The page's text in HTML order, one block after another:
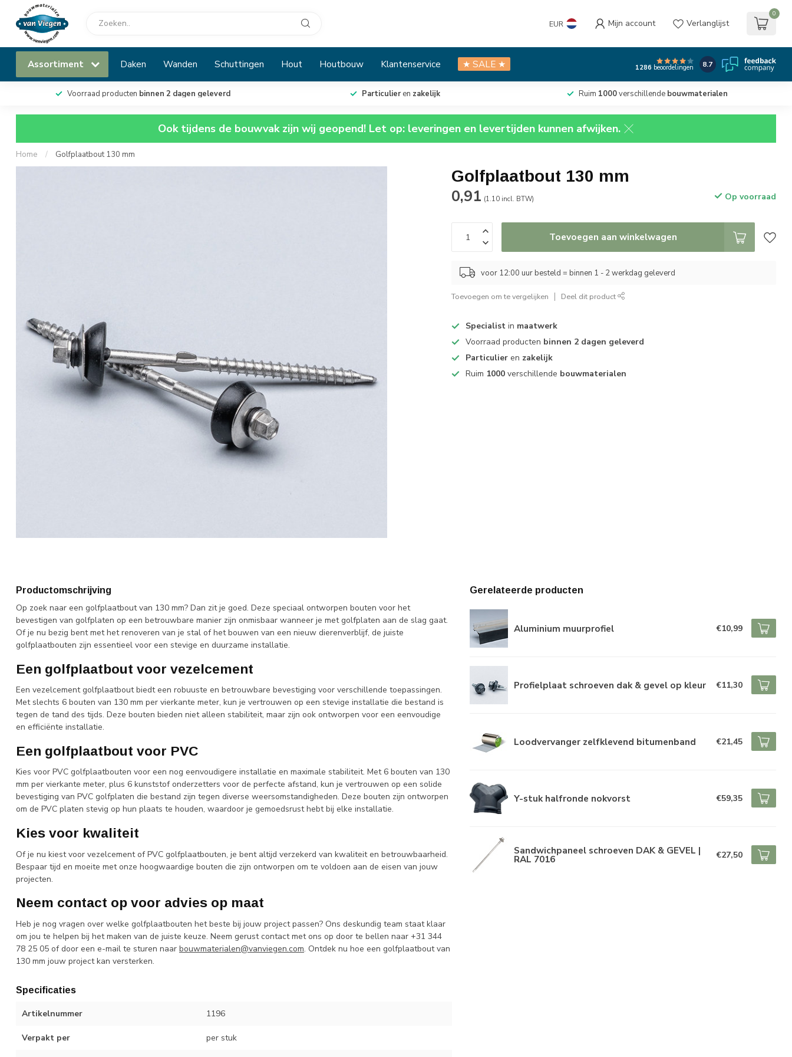
EUR Mijn account Verlanglijst
0
Assortiment Daken Wanden Schuttingen Hout Houtbouw Klantenservice ★ SALE ★ 1286 beoordelingen 8.7
Voorraad producten binnen 2 dagen geleverd Particulieren zakelijk Ruim 1000verschillende bouwmaterialen
Ook tijdens de bouwvak zijn wij geopend! Let op: leveringen en levertijden kunnen afwijken.
Home / Golfplaatbout 130 mm
Golfplaatbout 130 mm
0,91 (1.10 incl. BTW) Op voorraad
Toevoegen aan winkelwagen
voor 12:00 uur besteld = binnen 1 - 2 werkdag geleverd
Toevoegen om te vergelijken Deel dit product
Specialist in maatwerk
Voorraad producten binnen 2 dagen geleverd
Particulier en zakelijk
Ruim 1000 verschillende bouwmaterialen
Productomschrijving
Op zoek naar een golfplaatbout van 130 mm? Dan zit je goed. Deze speciaal ontworpen bouten voor het
bevestigen van golfplaten op een betrouwbare manier zijn onmisbaar wanneer je met golfplaten aan de slag gaat.
Of je nu bezig bent met het renoveren van je stal of het bouwen van een nieuw dierenverblijf, de juiste
golfplaatbouten zijn essentieel voor een stevige en duurzame installatie.
Een golfplaatbout voor vezelcement
Een vezelcement golfplaatbout biedt een robuuste en betrouwbare bevestiging voor verschillende toepassingen.
Met slechts 6 bouten van 130 mm per vierkante meter, kun je vertrouwen op een stevige installatie die bestand is
tegen de tand des tijds. Deze bouten bieden niet alleen stabiliteit, maar zijn ook ontworpen voor een eenvoudige
en efficiënte installatie.
Een golfplaatbout voor PVC
Kies voor PVC golfplaatbouten voor een nog eenvoudigere installatie en maximale stabiliteit. Met 6 bouten van 130
mm per vierkante meter, plus 6 kunststof onderzetters voor de perfecte afstand, kun je vertrouwen op een solide
bevestiging van PVC golfplaten die bestand zijn tegen diverse weersomstandigheden. Deze bouten zijn ontworpen
om de PVC platen stevig op hun plaats te houden, waardoor je gemoedsrust hebt bij elke installatie.
Kies voor kwaliteit
Of je nu kiest voor vezelcement of PVC golfplaatbouten, je bent altijd verzekerd van kwaliteit en betrouwbaarheid.
Bespaar tijd en moeite met onze hoogwaardige bouten die zijn ontworpen om te voldoen aan de eisen van jouw
projecten.
Neem contact op voor advies op maat
Heb je nog vragen over welke golfplaatbouten het beste bij jouw project passen? Ons deskundig team staat klaar
om jou te helpen bij het maken van de juiste keuze. Neem gerust contact met ons op door te bellen naar +31 344
78 25 05 of door een e-mail te sturen naar bouwmaterialen@vanviegen.com. Ontdek nu hoe een golfplaatbout van
130 mm jouw project kan versterken.
Specificaties
Artikelnummer 1196
Verpakt per per stuk
Gerelateerde producten
Aluminium muurprofiel €10,99
Profielplaat schroeven dak & gevel op kleur €11,30
Loodvervanger zelfklevend bitumenband €21,45
Y-stuk halfronde nokvorst €59,35
Sandwichpaneel schroeven DAK & GEVEL |
RAL 7016 €27,50